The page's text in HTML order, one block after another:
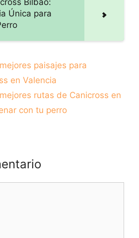
Bilbao:
Única para
paisajes para
en Valencia
rutas de Canicross en
con tu perro